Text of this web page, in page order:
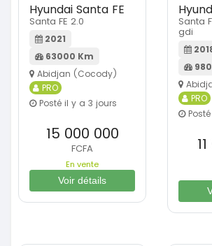
Hyundai Santa FE
Santa FE 2.0
2021
63000 Km
Abidjan (Cocody)
PRO
Posté il y a 3 jours
15 000 000
FCFA
En vente
Voir détails
Santa
gdi
PRO